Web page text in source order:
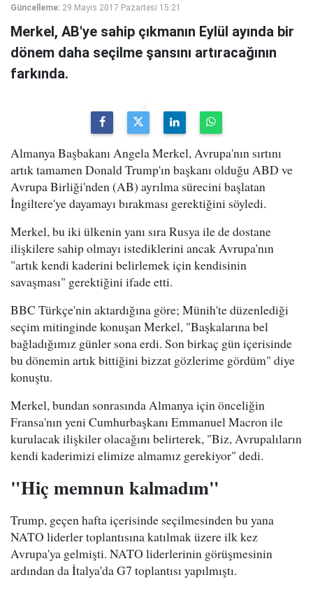
Güncelleme: 29 Mayıs 2017 Pazartesi 15:21
Merkel, AB'ye sahip çıkmanın Eylül ayında bir
dönem daha seçilme şansını artıracağının
farkında.
Almanya Başbakanı Angela Merkel, Avrupa'nın sırtını
artık tamamen Donald Trump'ın başkanı olduğu ABD ve
Avrupa Birliği'nden (AB) ayrılma sürecini başlatan
İngiltere'ye dayamayı bırakması gerektiğini söyledi.
Merkel, bu iki ülkenin yanı sıra Rusya ile de dostane
ilişkilere sahip olmayı istediklerini ancak Avrupa'nın
"artık kendi kaderini belirlemek için kendisinin
savaşması" gerektiğini ifade etti.
BBC Türkçe'nin aktardığına göre; Münih'te düzenlediği
seçim mitinginde konuşan Merkel, "Başkalarına bel
bağladığımız günler sona erdi. Son birkaç gün içerisinde
bu dönemin artık bittiğini bizzat gözlerime gördüm" diye
konuştu.
Merkel, bundan sonrasında Almanya için önceliğin
Fransa'nın yeni Cumhurbaşkanı Emmanuel Macron ile
kurulacak ilişkiler olacağını belirterek, "Biz, Avrupalıların
kendi kaderimizi elimize almamız gerekiyor" dedi.
"Hiç memnun kalmadım"
Trump, geçen hafta içerisinde seçilmesinden bu yana
NATO liderler toplantısına katılmak üzere ilk kez
Avrupa'ya gelmişti. NATO liderlerinin görüşmesinin
ardından da İtalya'da G7 toplantısı yapılmıştı.